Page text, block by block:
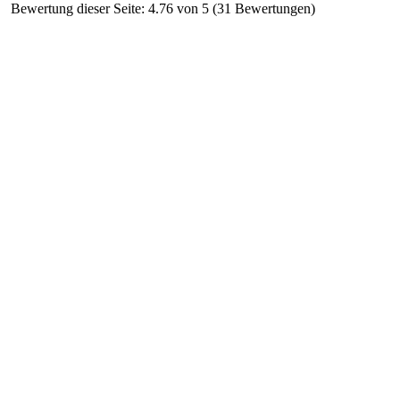
Bewertung dieser Seite: 4.76 von 5 (31 Bewertungen)